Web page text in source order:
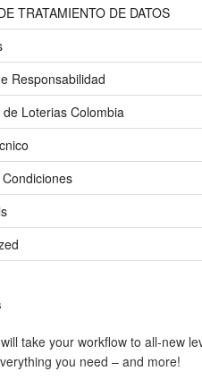
TRATAMIENTO DE DATOS
Responsabilidad
Loterias Colombia
take your workflow to all-new
you need – and more!